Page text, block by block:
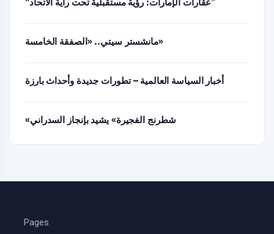
“عقارات الإمارات: رؤية مستقبلية تحت راية الاتحاد”
مانشستر سيتي.. «الصفقة الخامسة»
أخبار السياسة العالمية – تطورات جديدة وأحداث بارزة
«شطرنج الفجيرة» يشيد بإنجاز السدراني
Pages